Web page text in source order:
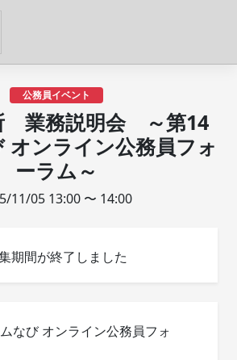
公務員イベント
業務説明会 ～第14
オンライン公務員フォ
ーラム～
11/05 13:00 〜 14:00
期間が終了しました
なび オンライン公務員フォ